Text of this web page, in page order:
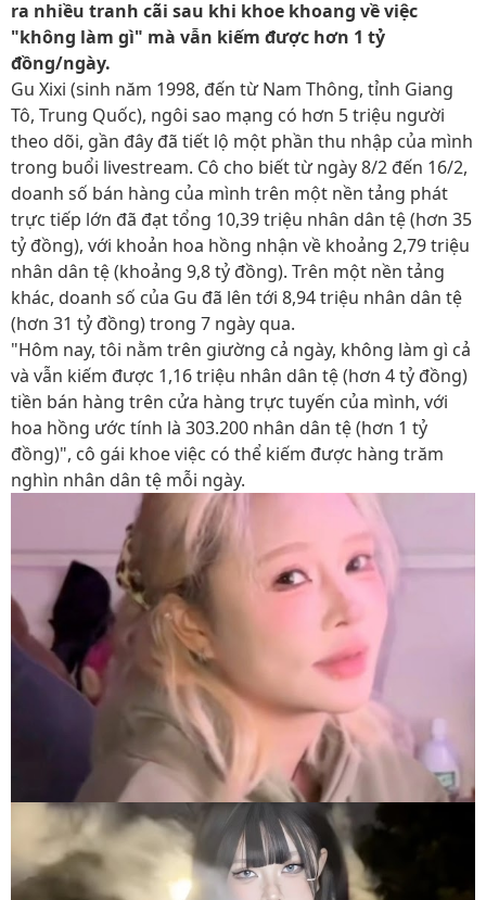
ra nhiều tranh cãi sau khi khoe khoang về việc
"không làm gì" mà vẫn kiếm được hơn 1 tỷ
đồng/ngày.
Gu Xixi (sinh năm 1998, đến từ Nam Thông, tỉnh Giang
Tô, Trung Quốc), ngôi sao mạng có hơn 5 triệu người
theo dõi, gần đây đã tiết lộ một phần thu nhập của mình
trong buổi livestream. Cô cho biết từ ngày 8/2 đến 16/2,
doanh số bán hàng của mình trên một nền tảng phát
trực tiếp lớn đã đạt tổng 10,39 triệu nhân dân tệ (hơn 35
tỷ đồng), với khoản hoa hồng nhận về khoảng 2,79 triệu
nhân dân tệ (khoảng 9,8 tỷ đồng). Trên một nền tảng
khác, doanh số của Gu đã lên tới 8,94 triệu nhân dân tệ
(hơn 31 tỷ đồng) trong 7 ngày qua.
"Hôm nay, tôi nằm trên giường cả ngày, không làm gì cả
và vẫn kiếm được 1,16 triệu nhân dân tệ (hơn 4 tỷ đồng)
tiền bán hàng trên cửa hàng trực tuyến của mình, với
hoa hồng ước tính là 303.200 nhân dân tệ (hơn 1 tỷ
đồng)", cô gái khoe việc có thể kiếm được hàng trăm
nghìn nhân dân tệ mỗi ngày.